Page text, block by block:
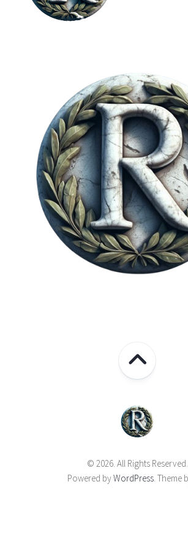
© 2026. All Rights Reserved.
Powered byWordPress. Theme